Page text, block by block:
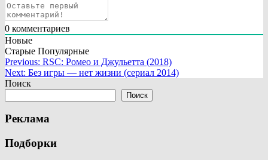
0 комментариев
Новые
Старые Популярные
Навигация
по
Previous: RSC: Ромео и Джульетта (2018)
Next: Без игры — нет жизни (сериал 2014)
Поиск
Поиск
Реклама
Подборки